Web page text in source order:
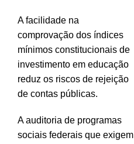
A facilidade na
comprovação dos índices
mínimos constitucionais de
investimento em educação
reduz os riscos de rejeição
de contas públicas.
A auditoria de programas
sociais federais que exigem